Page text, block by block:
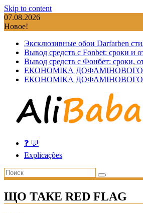
Skip to content
07.08.2026
Новое!
Эксклюзивные обои Darfarben
Вывод средств с Fonbet: сроки и
Вывод средств с Фонбет: сроки,
ЕКОНОМІКА
ЕКОНОМІКА
❓ 💬
Explicações
ЩО ТАКЕ RED FLAG